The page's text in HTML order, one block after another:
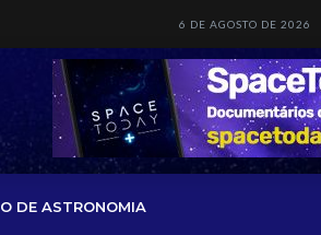
6 DE AGOSTO DE 2026
DE ASTRONOMIA